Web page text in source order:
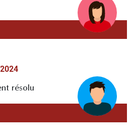
résolu